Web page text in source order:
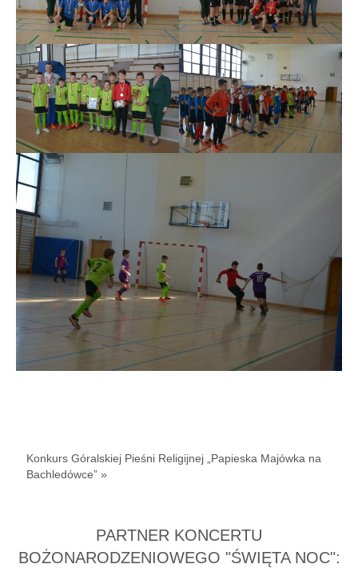
Konkurs Góralskiej Pieśni Religijnej „Papieska Majówka na
Bachledówce” »
PARTNER KONCERTU
BOŻONARODZENIOWEGO "ŚWIĘTA NOC":